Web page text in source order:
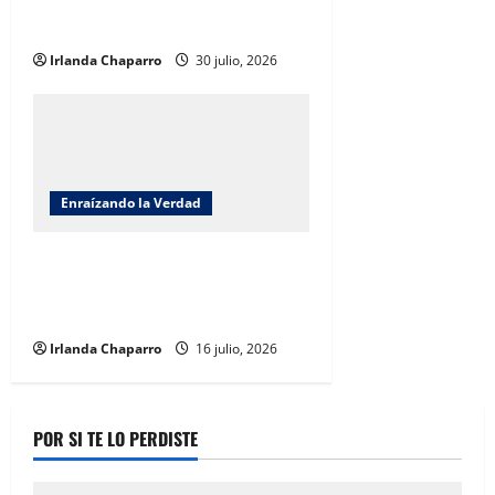
Irlanda Chaparro 30 julio, 2026
Enraízando la Verdad
Irlanda Chaparro 16 julio, 2026
POR SI TE LO PERDISTE